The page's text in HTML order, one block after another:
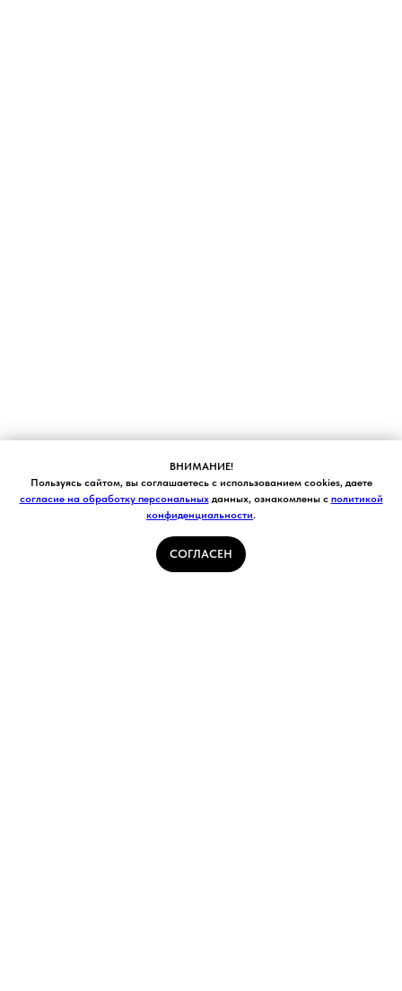
ВНИМАНИЕ!
Пользуясь сайтом, вы соглашаетесь с использованием cookies, даете
согласие на обработку персональныхданных, ознакомлены с политикой
конфиденциальности.
СОГЛАСЕН